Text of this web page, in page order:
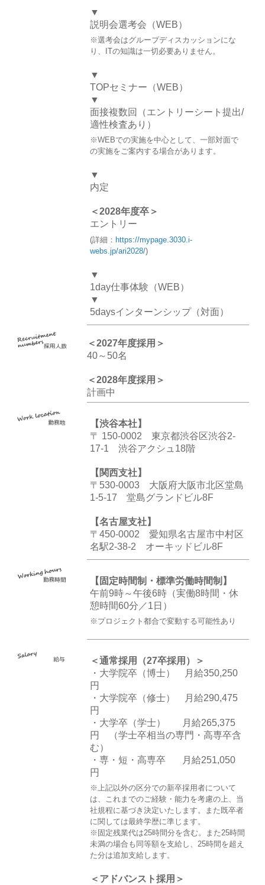
▼
説明会選考会（WEB）
※選考会はグループディスカッションにな
り、ITの知識は一切必要ありません。
▼
TOPセミナー（WEB）
▼
面接複数回（エントリーシート提出/
適性検査あり）
※WEBでの実施を中心として、一部対面で
の実施をご案内する場合があります。
▼
内定
＜2028年度卒＞
エントリー
(詳細： https://mypage.3030.i-
webs.jp/ari2028/)
▼
1day仕事体験（WEB）
▼
5daysインターンシップ（対面）
＜2027年度採用＞
40～50名
＜2028年度採用＞
計画中
【渋谷本社】
〒 150-0002 東京都渋谷区渋谷2-
17-1 渋谷アクシュ18階
【関西支社】
〒530-0003 大阪府大阪市北区堂島
1-5-17 堂島グランドビル8F
【名古屋支社】
〒450-0002 愛知県名古屋市中村区
名駅2-38-2 オーキッドビル8F
【固定時間制・標準労働時間制】
午前9時～午後6時（実働8時間・休
憩時間60分／1日）
※プロジェクト都合で変動する可能性あり
＜通常採用（27卒採用）＞
・大学院卒（博士） 月給350,250
円
・大学院卒（修士） 月給290,475
円
・大学卒（学士） 月給265,375
円 （学士卒相当の専門・高専卒含
む）
・専・短・高専卒 月給251,050
円
※上記以外の区分での新卒採用者について
は、これまでのご経験・能力を考慮の上、当
社規程に基づき決定いたします。また既卒者
に関しては最終学歴に準じます。
※固定残業代は25時間分を含む。また25時間
未満の場合も同等額を支給し、25時間を超え
た分は追加支給します。
＜アドバンスト採用＞